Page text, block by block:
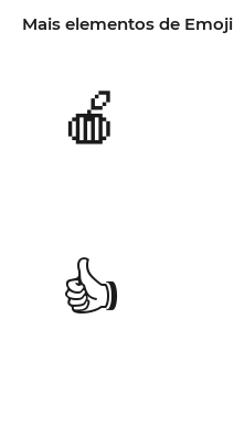
Mais elementos de Emoji
🍎
👍